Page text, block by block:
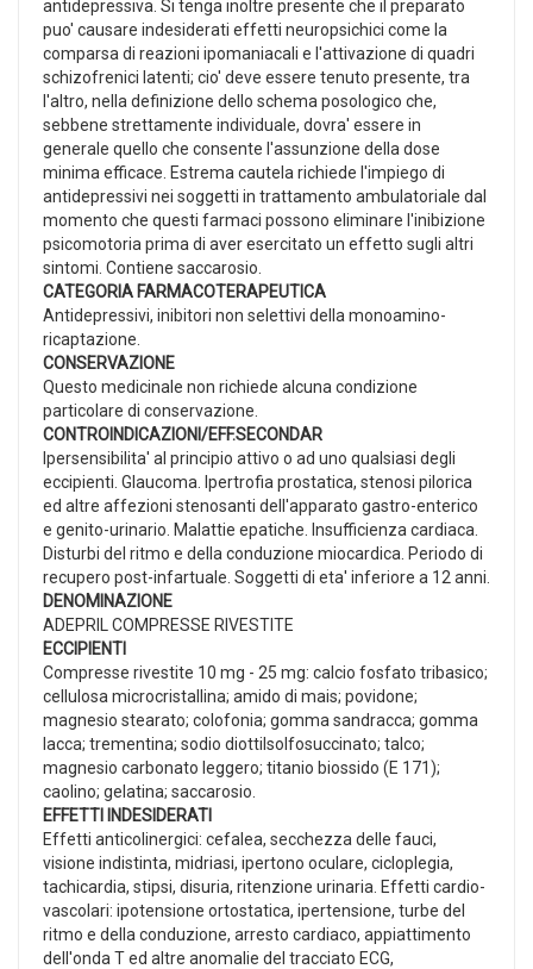
antidepressiva. Si tenga inoltre presente che il preparato
puo' causare indesiderati effetti neuropsichici come la
comparsa di reazioni ipomaniacali e l'attivazione di quadri
schizofrenici latenti; cio' deve essere tenuto presente, tra
l'altro, nella definizione dello schema posologico che,
sebbene strettamente individuale, dovra' essere in
generale quello che consente l'assunzione della dose
minima efficace. Estrema cautela richiede l'impiego di
antidepressivi nei soggetti in trattamento ambulatoriale dal
momento che questi farmaci possono eliminare l'inibizione
psicomotoria prima di aver esercitato un effetto sugli altri
sintomi. Contiene saccarosio.
CATEGORIA FARMACOTERAPEUTICA
Antidepressivi, inibitori non selettivi della monoamino-
ricaptazione.
CONSERVAZIONE
Questo medicinale non richiede alcuna condizione
particolare di conservazione.
CONTROINDICAZIONI/EFF.SECONDAR
Ipersensibilita' al principio attivo o ad uno qualsiasi degli
eccipienti. Glaucoma. Ipertrofia prostatica, stenosi pilorica
ed altre affezioni stenosanti dell'apparato gastro-enterico
e genito-urinario. Malattie epatiche. Insufficienza cardiaca.
Disturbi del ritmo e della conduzione miocardica. Periodo di
recupero post-infartuale. Soggetti di eta' inferiore a 12 anni.
DENOMINAZIONE
ADEPRIL COMPRESSE RIVESTITE
ECCIPIENTI
Compresse rivestite 10 mg - 25 mg: calcio fosfato tribasico;
cellulosa microcristallina; amido di mais; povidone;
magnesio stearato; colofonia; gomma sandracca; gomma
lacca; trementina; sodio diottilsolfosuccinato; talco;
magnesio carbonato leggero; titanio biossido (E 171);
caolino; gelatina; saccarosio.
EFFETTI INDESIDERATI
Effetti anticolinergici: cefalea, secchezza delle fauci,
visione indistinta, midriasi, ipertono oculare, cicloplegia,
tachicardia, stipsi, disuria, ritenzione urinaria. Effetti cardio-
vascolari: ipotensione ortostatica, ipertensione, turbe del
ritmo e della conduzione, arresto cardiaco, appiattimento
dell'onda T ed altre anomalie del tracciato ECG,